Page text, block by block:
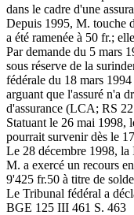
dans le cadre d'une
Depuis 1995, M. touche
a été ramenée à 50 fr.;
Par demande du 5 mars
sous réserve de la
fédérale du 18 mars
arguant que l'assuré n'a
d'assurance (LCA; RS
Statuant le 26 mai 1998,
pourrait survenir dès le
Le 28 décembre 1998, la
M. a exercé un recours
9'425 fr.50 à titre de
Le Tribunal fédéral a
BGE 125 III 461 S. 463